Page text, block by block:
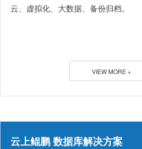
云、虚拟化、大数据、备份归档。
VIEW MORE +
云上鲲鹏 数据库解决方案